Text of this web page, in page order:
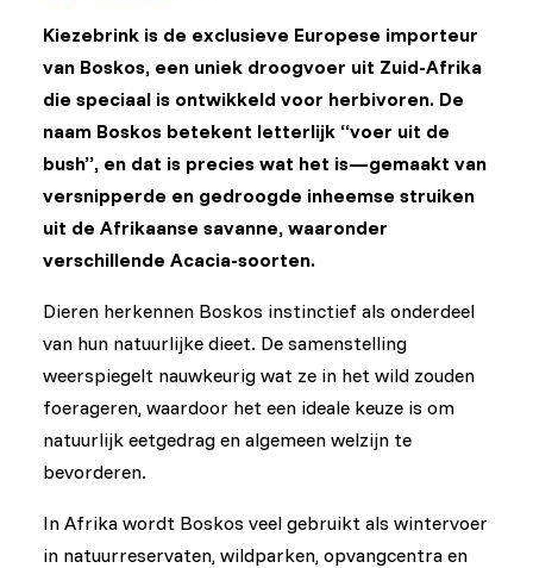
Kiezebrink is de exclusieve Europese importeur
van Boskos, een uniek droogvoer uit Zuid-Afrika
die speciaal is ontwikkeld voor herbivoren. De
naam Boskos betekent letterlijk “voer uit de
bush”, en dat is precies wat het is—gemaakt van
versnipperde en gedroogde inheemse struiken
uit de Afrikaanse savanne, waaronder
verschillende Acacia-soorten.
Dieren herkennen Boskos instinctief als onderdeel
van hun natuurlijke dieet. De samenstelling
weerspiegelt nauwkeurig wat ze in het wild zouden
foerageren, waardoor het een ideale keuze is om
natuurlijk eetgedrag en algemeen welzijn te
bevorderen.
In Afrika wordt Boskos veel gebruikt als wintervoer
in natuurreservaten, wildparken, opvangcentra en